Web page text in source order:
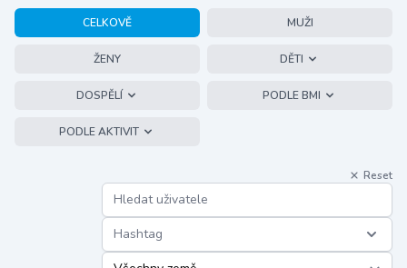
CELKOVĚ MUŽI
ŽENY DĚTI
DOSPĚLÍ PODLE BMI
PODLE AKTIVIT
Reset
Hashtag